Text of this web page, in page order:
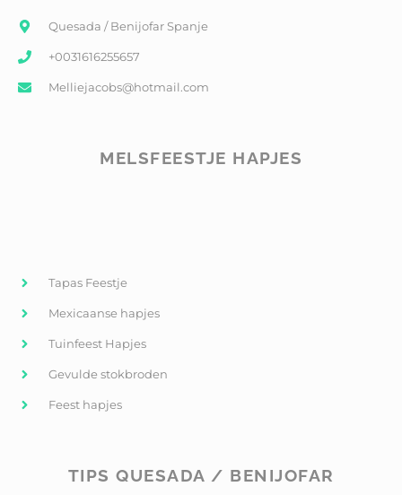
Quesada / Benijofar Spanje
+0031616255657
Melliejacobs@hotmail.com
MELSFEESTJE HAPJES
Tapas Feestje
Mexicaanse hapjes
Tuinfeest Hapjes
Gevulde stokbroden
Feest hapjes
TIPS QUESADA / BENIJOFAR